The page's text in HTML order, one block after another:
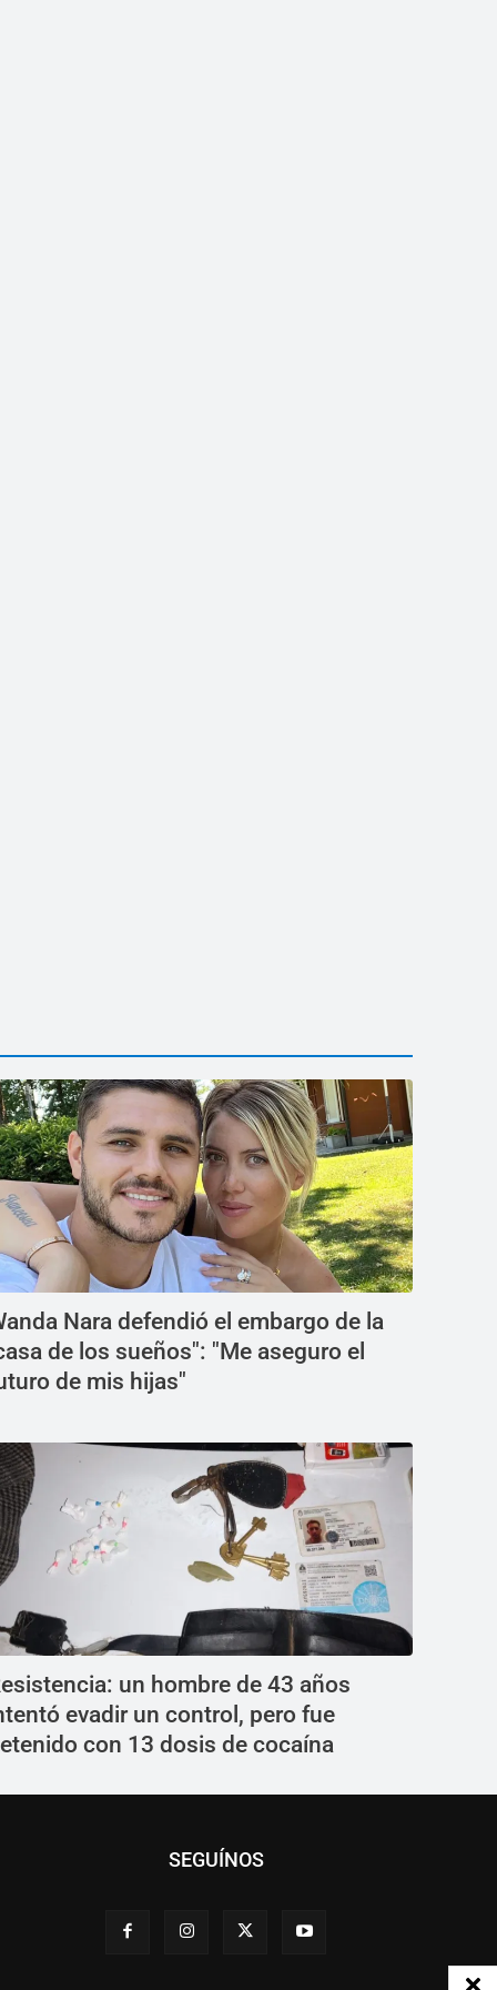
Nara defendió el embargo de la
de los sueños": "Me aseguro el
de mis hijas"
un hombre de 43 años
evadir un control, pero fue
con 13 dosis de cocaína
SEGUÍNOS